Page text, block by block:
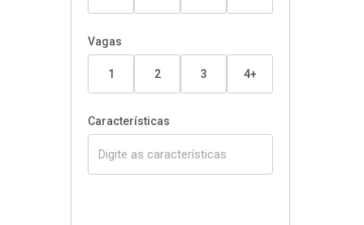
Vagas
1 2 3 4+
Características